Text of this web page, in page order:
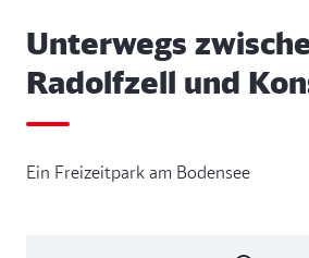
Unterwegs
Radolfzell und
Ein Freizeitpark am Bodensee